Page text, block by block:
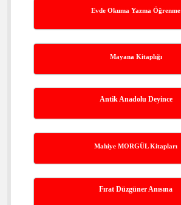
Evde Okuma Yazma Öğrenme
Mayana Kitaplığı
Antik Anadolu Deyince
Mahiye MORGÜL Kitapları
Fırat Düzgüner Anısına